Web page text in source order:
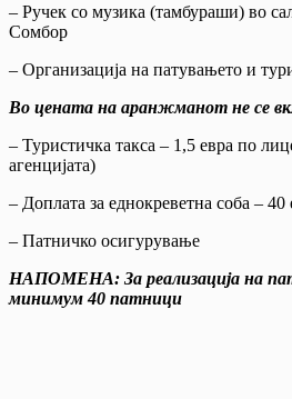
– Ручек со музика (тамбураши) во
Сомбор
– Организација на патувањето и
Во цената на аранжманот не се
– Туристичка такса – 1,5 евра по
агенцијата)
– Доплата за еднокреветна соба – 40
– Патничко осигурување
НАПОМЕНА: За реализација на
минимум 40 патници